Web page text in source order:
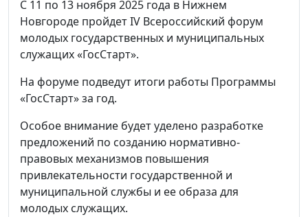
С 11 по 13 ноября 2025 года в Нижнем
Новгороде пройдет IV Всероссийский форум
молодых государственных и муниципальных
служащих «ГосСтарт».
На форуме подведут итоги работы Программы
«ГосСтарт» за год.
Особое внимание будет уделено разработке
предложений по созданию нормативно-
правовых механизмов повышения
привлекательности государственной и
муниципальной службы и ее образа для
молодых служащих.